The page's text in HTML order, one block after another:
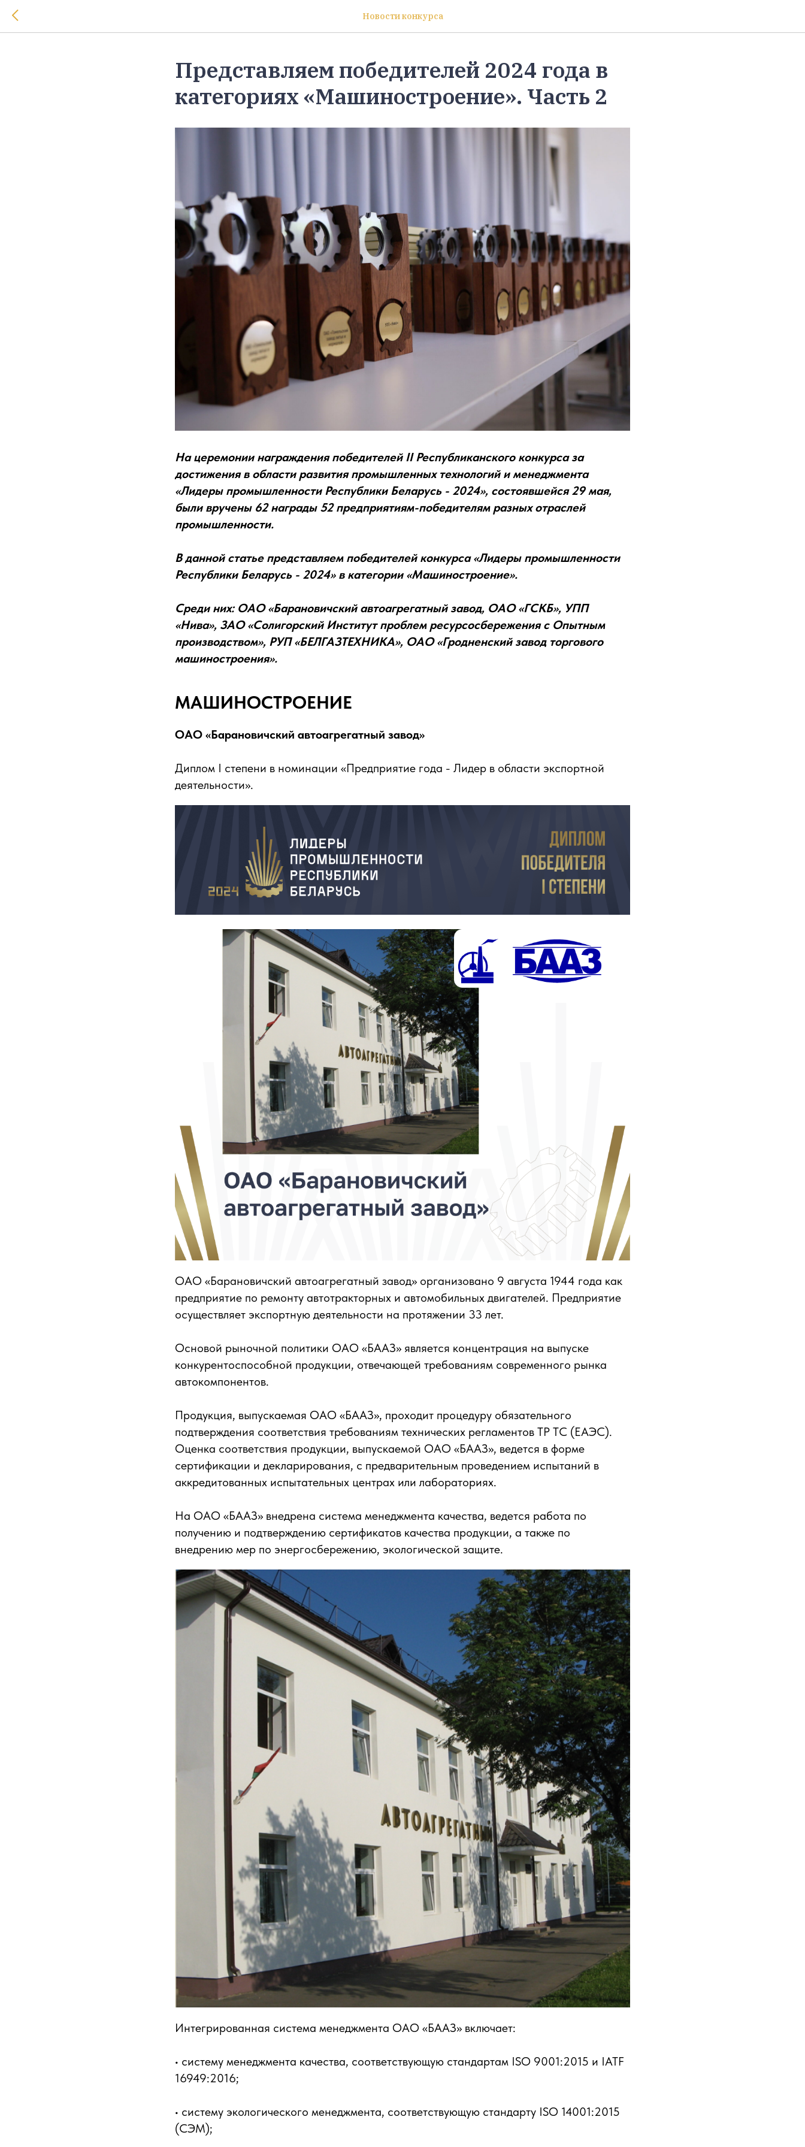
Новости конкурса
Представляем победителей 2024 года в
категориях «Машиностроение». Часть 2
На церемонии награждения победителей II Республиканского конкурса за
достижения в области развития промышленных технологий и менеджмента
«Лидеры промышленности Республики Беларусь - 2024», состоявшейся 29 мая,
были вручены 62 награды 52 предприятиям-победителям разных отраслей
промышленности.
В данной статье представляем победителей конкурса «Лидеры промышленности
Республики Беларусь - 2024» в категории «Машиностроение».
Среди них: ОАО «Барановичский автоагрегатный завод, ОАО «ГСКБ», УПП
«Нива», ЗАО «Солигорский Институт проблем ресурсосбережения с Опытным
производством», РУП «БЕЛГАЗТЕХНИКА», ОАО «Гродненский завод торгового
машиностроения».
МАШИНОСТРОЕНИЕ
ОАО «Барановичский автоагрегатный завод»
Диплом I степени в номинации «Предприятие года - Лидер в области экспортной
деятельности».
ОАО «Барановичский автоагрегатный завод» организовано 9 августа 1944 года как
предприятие по ремонту автотракторных и автомобильных двигателей. Предприятие
осуществляет экспортную деятельности на протяжении 33 лет.
Основой рыночной политики ОАО «БААЗ» является концентрация на выпуске
конкурентоспособной продукции, отвечающей требованиям современного рынка
автокомпонентов.
Продукция, выпускаемая ОАО «БААЗ», проходит процедуру обязательного
подтверждения соответствия требованиям технических регламентов ТР ТС (ЕАЭС).
Оценка соответствия продукции, выпускаемой ОАО «БААЗ», ведется в форме
сертификации и декларирования, с предварительным проведением испытаний в
аккредитованных испытательных центрах или лабораториях.
На ОАО «БААЗ» внедрена система менеджмента качества, ведется работа по
получению и подтверждению сертификатов качества продукции, а также по
внедрению мер по энергосбережению, экологической защите.
Интегрированная система менеджмента ОАО «БААЗ» включает:
• систему менеджмента качества, соответствующую стандартам ISO 9001:2015 и IATF
16949:2016;
• систему экологического менеджмента, соответствующую стандарту ISO 14001:2015
(СЭМ);